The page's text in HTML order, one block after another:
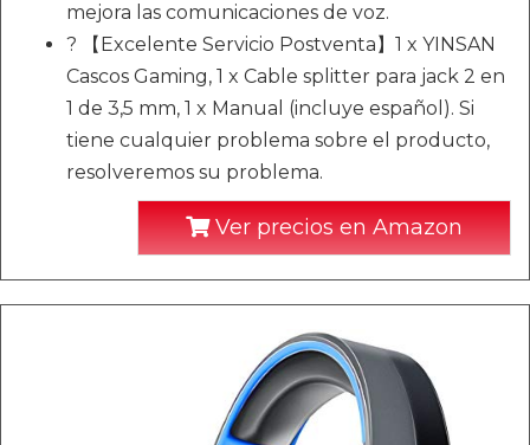
mejora las comunicaciones de voz.
? 【Excelente Servicio Postventa】1 x YINSAN
Cascos Gaming, 1 x Cable splitter para jack 2 en
1 de 3,5 mm, 1 x Manual (incluye español). Si
tiene cualquier problema sobre el producto,
resolveremos su problema.
Ver precios en Amazon